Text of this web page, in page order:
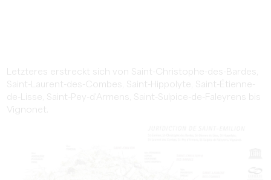
Letzteres erstreckt sich von Saint-Christophe-des-Bardes,
Saint-Laurent-des-Combes, Saint-Hippolyte, Saint-Étienne-
de-Lisse, Saint-Pey-d'Armens, Saint-Sulpice-de-Faleyrens bis
Vignonet.